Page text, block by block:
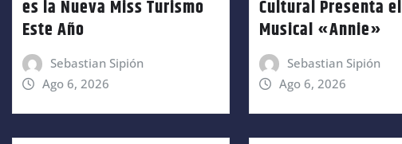
es la Nueva Miss Turismo
Este Año
Sebastian Sipión
Ago 6, 2026
Cultural Presenta el
Musical «Annie»
Sebastian Sipión
Ago 6, 2026